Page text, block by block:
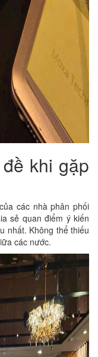
khi gặp
các nhà phân phối
sẻ quan điểm ý kiến
nhất. Không thể thiếu
các nước.